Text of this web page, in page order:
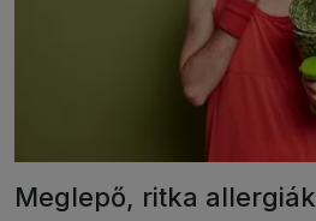
Meglepő, ritka allergiák